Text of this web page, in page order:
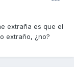
extraña es que el
extraño, ¿no?